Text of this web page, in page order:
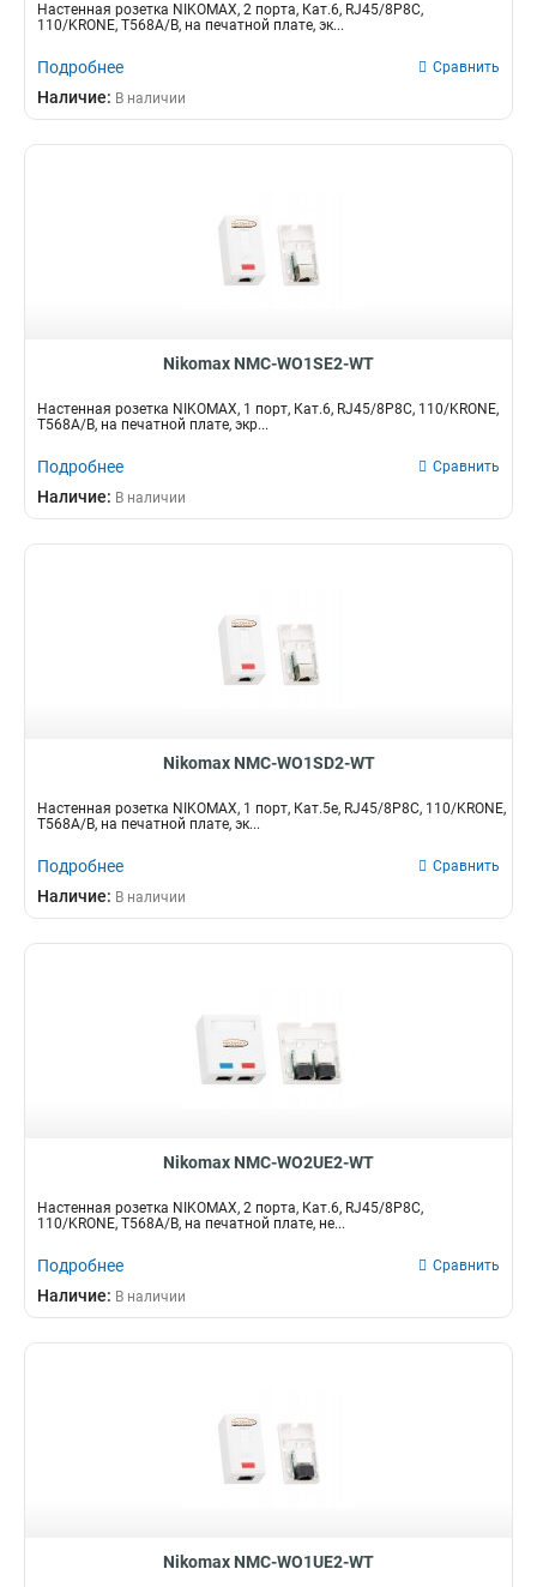
Настенная розетка NIKOMAX, 2 порта, Кат.6, RJ45/8P8C,
110/KRONE, T568A/B, на печатной плате, эк...
Подробнее Сравнить
Наличие: В наличии
Nikomax NMC-WO1SE2-WT
Настенная розетка NIKOMAX, 1 порт, Кат.6, RJ45/8P8C, 110/KRONE,
T568A/B, на печатной плате, экр...
Подробнее Сравнить
Наличие: В наличии
Nikomax NMC-WO1SD2-WT
Настенная розетка NIKOMAX, 1 порт, Кат.5e, RJ45/8P8C, 110/KRONE,
T568A/B, на печатной плате, эк...
Подробнее Сравнить
Наличие: В наличии
Nikomax NMC-WO2UE2-WT
Настенная розетка NIKOMAX, 2 порта, Кат.6, RJ45/8P8C,
110/KRONE, T568A/B, на печатной плате, не...
Подробнее Сравнить
Наличие: В наличии
Nikomax NMC-WO1UE2-WT